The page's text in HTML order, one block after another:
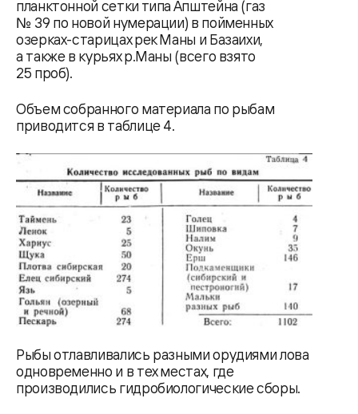
планктонной сетки типа Апштейна (газ
№ 39 по новой нумерации) в пойменных
озерках-старицах рек Маны и Базаихи,
а также в курьях р.Маны (всего взято
25 проб).
Объем собранного материала по рыбам
приводится в таблице 4.
Рыбы отлавливались разными орудиями лова
одновременно и в тех местах, где
производились гидробиологические сборы.